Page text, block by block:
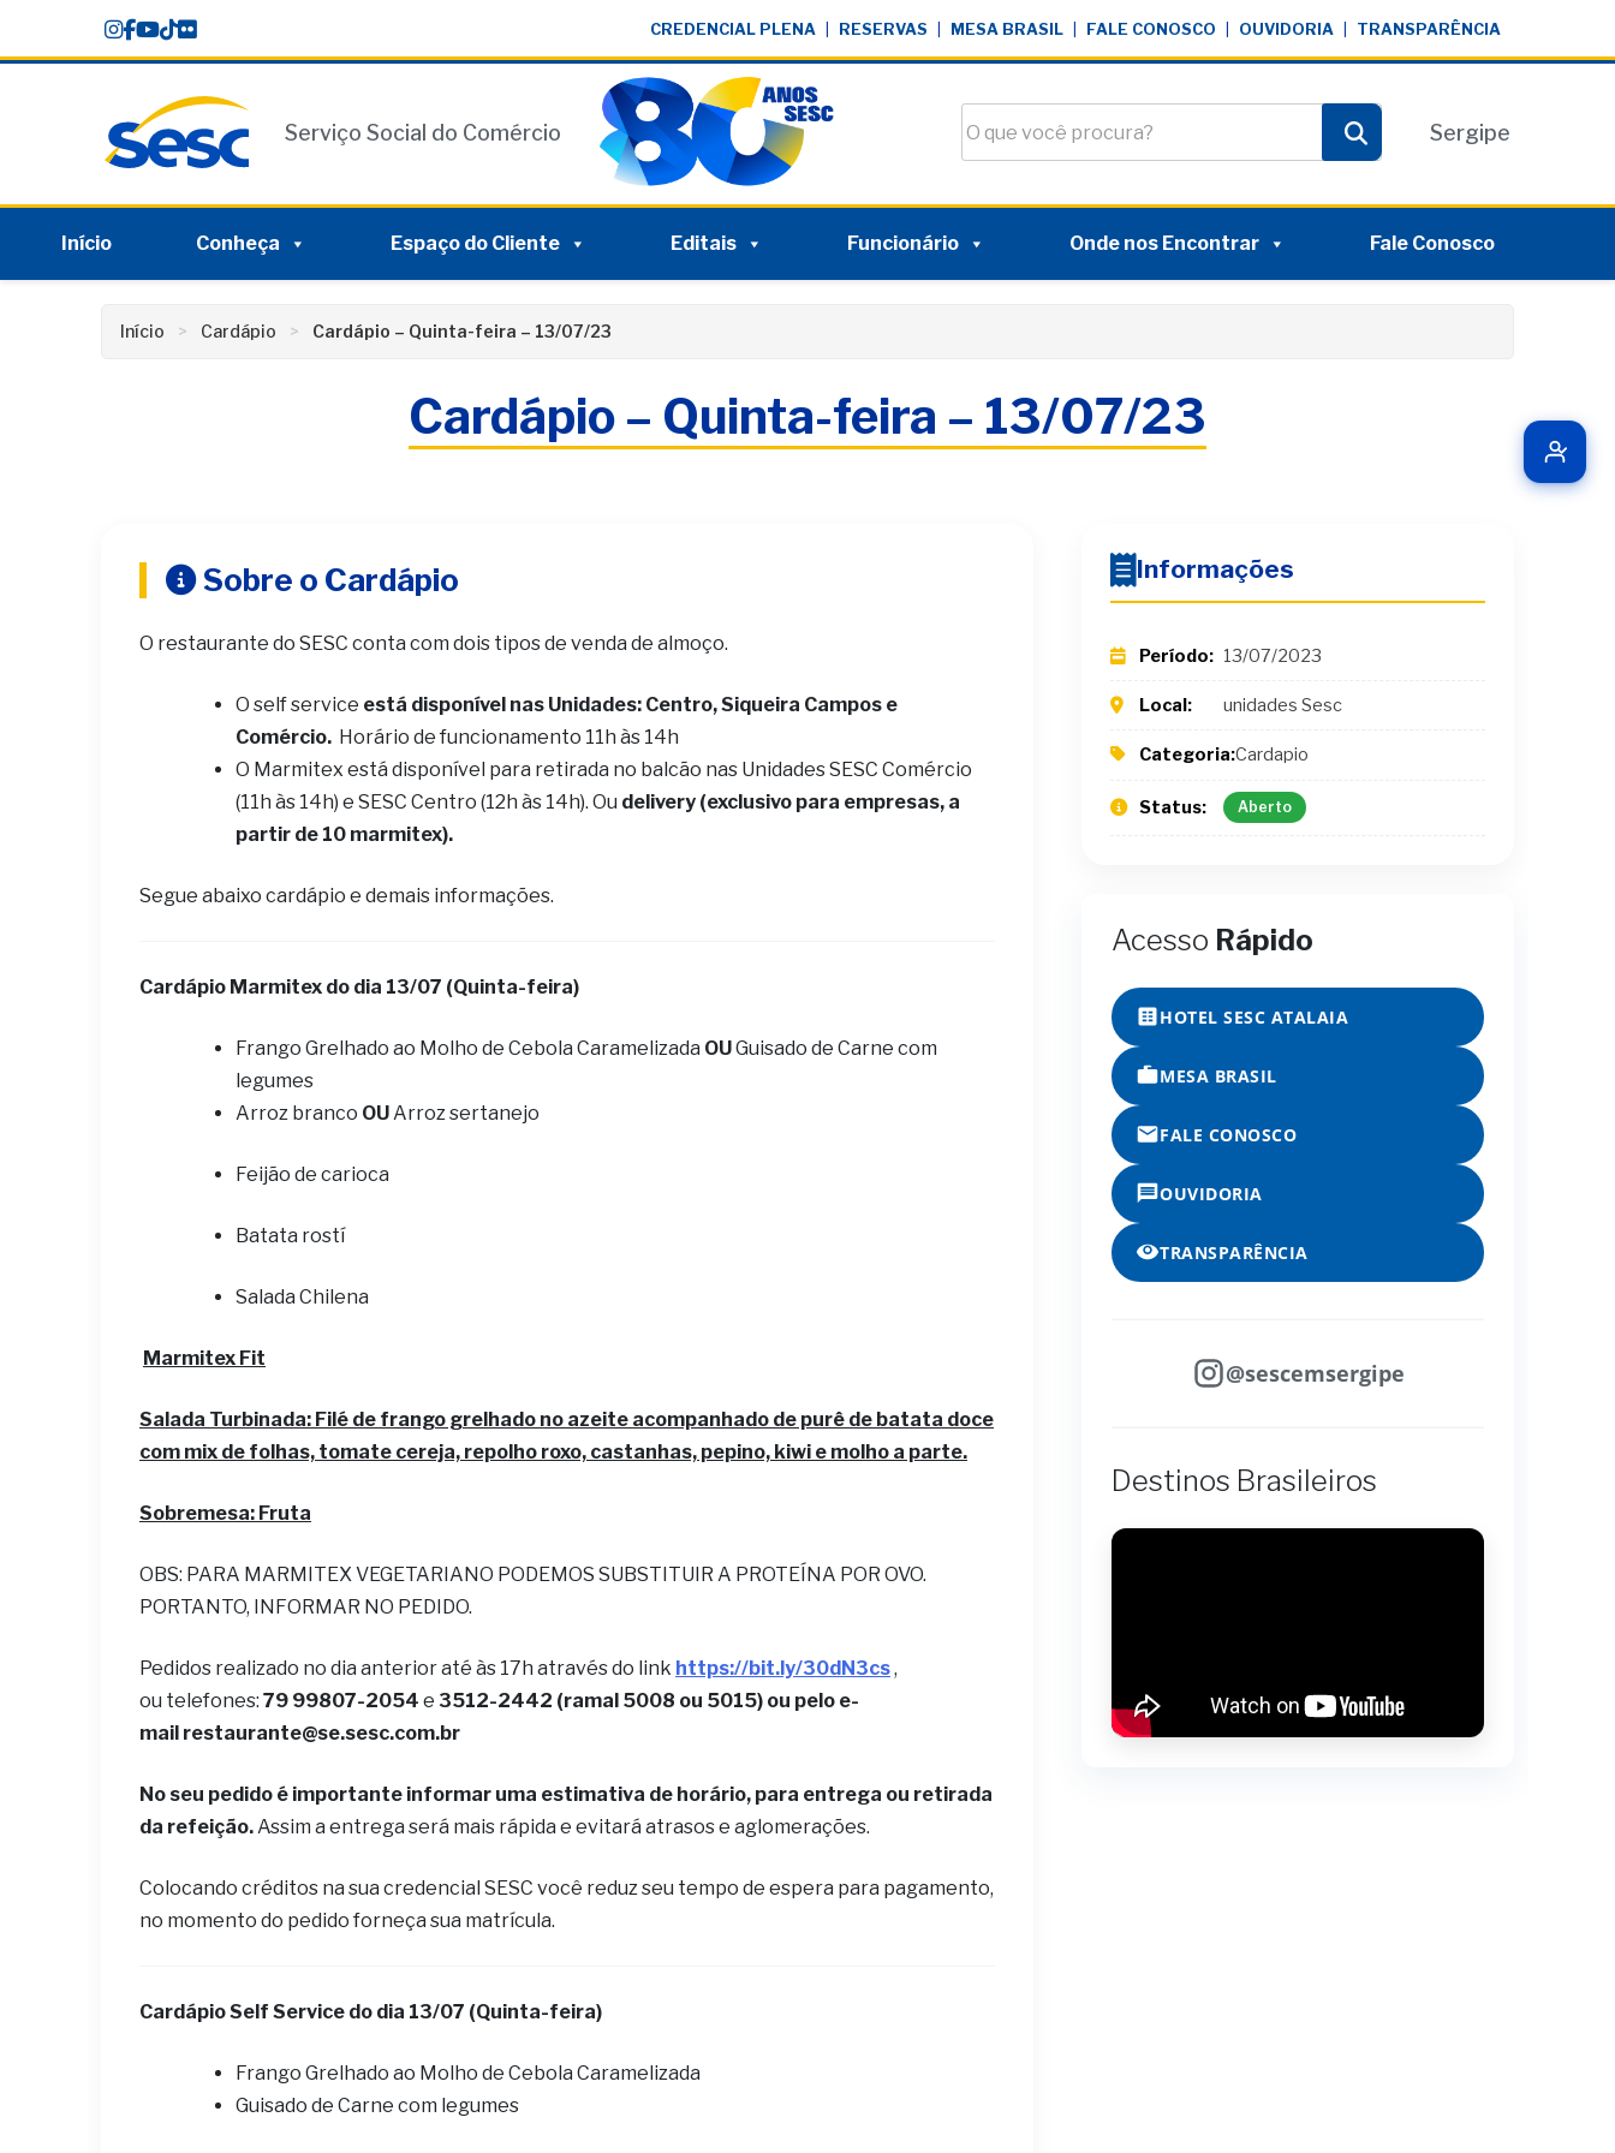
content
CREDENCIAL PLENA RESERVAS MESA BRASIL FALE CONOSCO OUVIDORIA TRANSPARÊNCIA
Serviço Social do Comércio
Pesquisar
Sergipe
Início Conheça Espaço do Cliente Editais Funcionário Onde nos Encontrar Fale Conosco
Início Cardápio Cardápio – Quinta-feira – 13/07/23
Cardápio – Quinta-feira – 13/07/23
Sobre o Cardápio
O restaurante do SESC conta com dois tipos de venda de almoço.
O self service está disponível nas Unidades: Centro, Siqueira Campos e
Comércio. Horário de funcionamento 11h às 14h
O Marmitex está disponível para retirada no balcão nas Unidades SESC Comércio
(11h às 14h) e SESC Centro (12h às 14h). Ou delivery (exclusivo para empresas, a
partir de 10 marmitex).
Segue abaixo cardápio e demais informações.
Cardápio Marmitex do dia 13/07 (Quinta-feira)
Frango Grelhado ao Molho de Cebola Caramelizada OUGuisado de Carne com
legumes
Arroz branco OUArroz sertanejo
Feijão de carioca
Batata rostí
Salada Chilena
Marmitex Fit
Salada Turbinada: Filé de frango grelhado no azeite acompanhado de purê de batata doce
com mix de folhas, tomate cereja, repolho roxo, castanhas, pepino, kiwi e molho a parte.
Sobremesa: Fruta
OBS: PARA MARMITEX VEGETARIANO PODEMOS SUBSTITUIR A PROTEÍNA POR OVO.
PORTANTO, INFORMAR NO PEDIDO.
Pedidos realizado no dia anterior até às 17h através do link https://bit.ly/30dN3cs,
ou telefones: 79 99807-2054 e 3512-2442 (ramal 5008 ou 5015) ou pelo e-
mail restaurante@se.sesc.com.br
No seu pedido é importante informar uma estimativa de horário, para entrega ou retirada
da refeição.Assim a entrega será mais rápida e evitará atrasos e aglomerações.
Colocando créditos na sua credencial SESC você reduz seu tempo de espera para pagamento,
no momento do pedido forneça sua matrícula.
Cardápio Self Service do dia 13/07 (Quinta-feira)
Frango Grelhado ao Molho de Cebola Caramelizada
Guisado de Carne com legumes
Informações
Período: 13/07/2023
Local: unidades Sesc
Categoria:Cardapio
Status: Aberto
Acesso Rápido
HOTEL SESC ATALAIA
MESA BRASIL
FALE CONOSCO
OUVIDORIA
TRANSPARÊNCIA
@sescemsergipe
Destinos Brasileiros